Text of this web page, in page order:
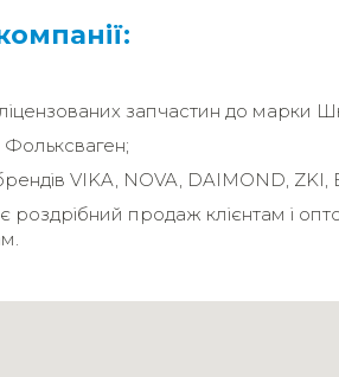
запчастин до марки
VIKA, NOVA, DAIMOND, ZKI,
роздрібний продаж клієнтам і